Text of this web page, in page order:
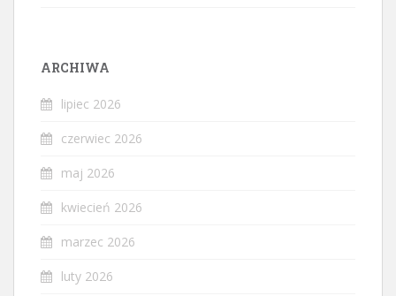
ARCHIWA
lipiec 2026
czerwiec 2026
maj 2026
kwiecień 2026
marzec 2026
luty 2026